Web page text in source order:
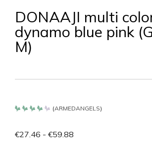
DONAAJI multi
dynamo blue pink
M)
von 5
(ARMEDANGELS)
€27.46 - €59.88